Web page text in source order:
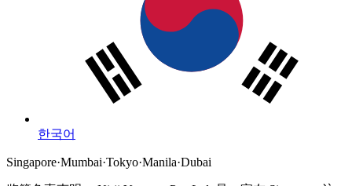
한국어
Singapore·Mumbai·Tokyo·Manila·Dubai